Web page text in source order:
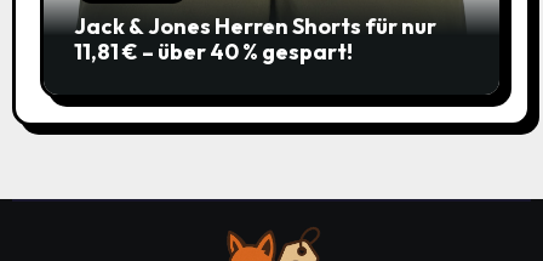
Jack & Jones Herren Shorts für nur
11,81 € – über 40 % gespart!